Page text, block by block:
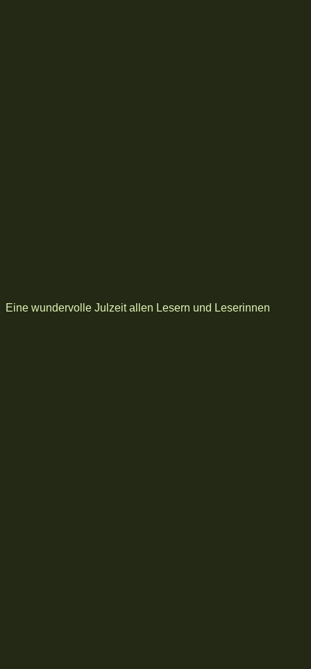
Eine wundervolle Julzeit allen Lesern und Leserinnen